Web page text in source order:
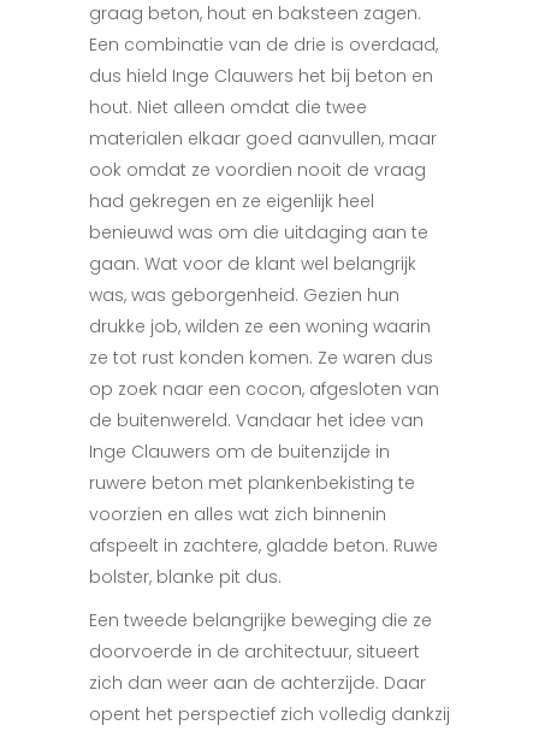
graag beton, hout en baksteen zagen.
Een combinatie van de drie is overdaad,
dus hield Inge Clauwers het bij beton en
hout. Niet alleen omdat die twee
materialen elkaar goed aanvullen, maar
ook omdat ze voordien nooit de vraag
had gekregen en ze eigenlijk heel
benieuwd was om die uitdaging aan te
gaan. Wat voor de klant wel belangrijk
was, was geborgenheid. Gezien hun
drukke job, wilden ze een woning waarin
ze tot rust konden komen. Ze waren dus
op zoek naar een cocon, afgesloten van
de buitenwereld. Vandaar het idee van
Inge Clauwers om de buitenzijde in
ruwere beton met plankenbekisting te
voorzien en alles wat zich binnenin
afspeelt in zachtere, gladde beton. Ruwe
bolster, blanke pit dus.
Een tweede belangrijke beweging die ze
doorvoerde in de architectuur, situeert
zich dan weer aan de achterzijde. Daar
opent het perspectief zich volledig dankzij